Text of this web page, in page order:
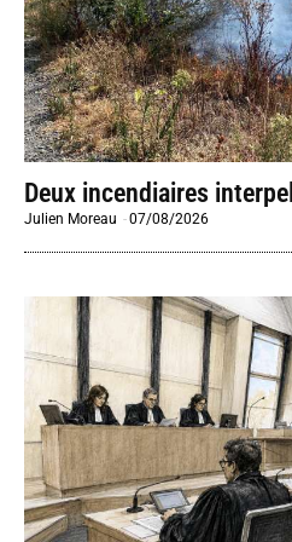
Deux incendiaires
Julien Moreau -07/08/2026